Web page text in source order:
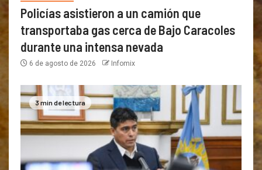
Policías asistieron a un camión que
transportaba gas cerca de Bajo Caracoles
durante una intensa nevada
6 de agosto de 2026 Infomix
3 min de lectura